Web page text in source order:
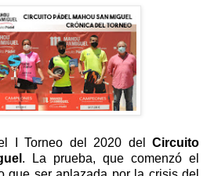
I Torneo del 2020 del Circuito
. La prueba, que comenzó el